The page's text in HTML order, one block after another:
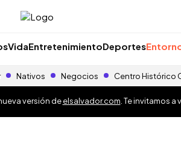
VidaEntretenimientoDeportes
Nativos Negocios Centro Histórico
versión deelsalvador.com . Te invitamos